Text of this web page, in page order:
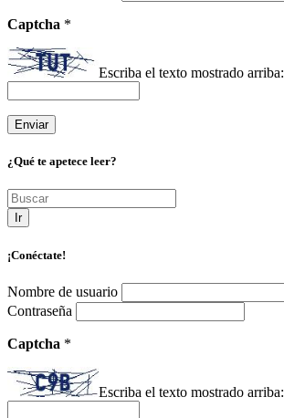
Captcha *
Escriba el texto mostrado arriba:
¿Qué te apetece leer?
Ir
¡Conéctate!
Nombre de usuario
Contraseña
Captcha *
Escriba el texto mostrado arriba: